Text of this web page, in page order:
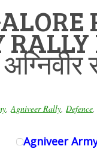
Agniveer Rally Defence
Agniveer